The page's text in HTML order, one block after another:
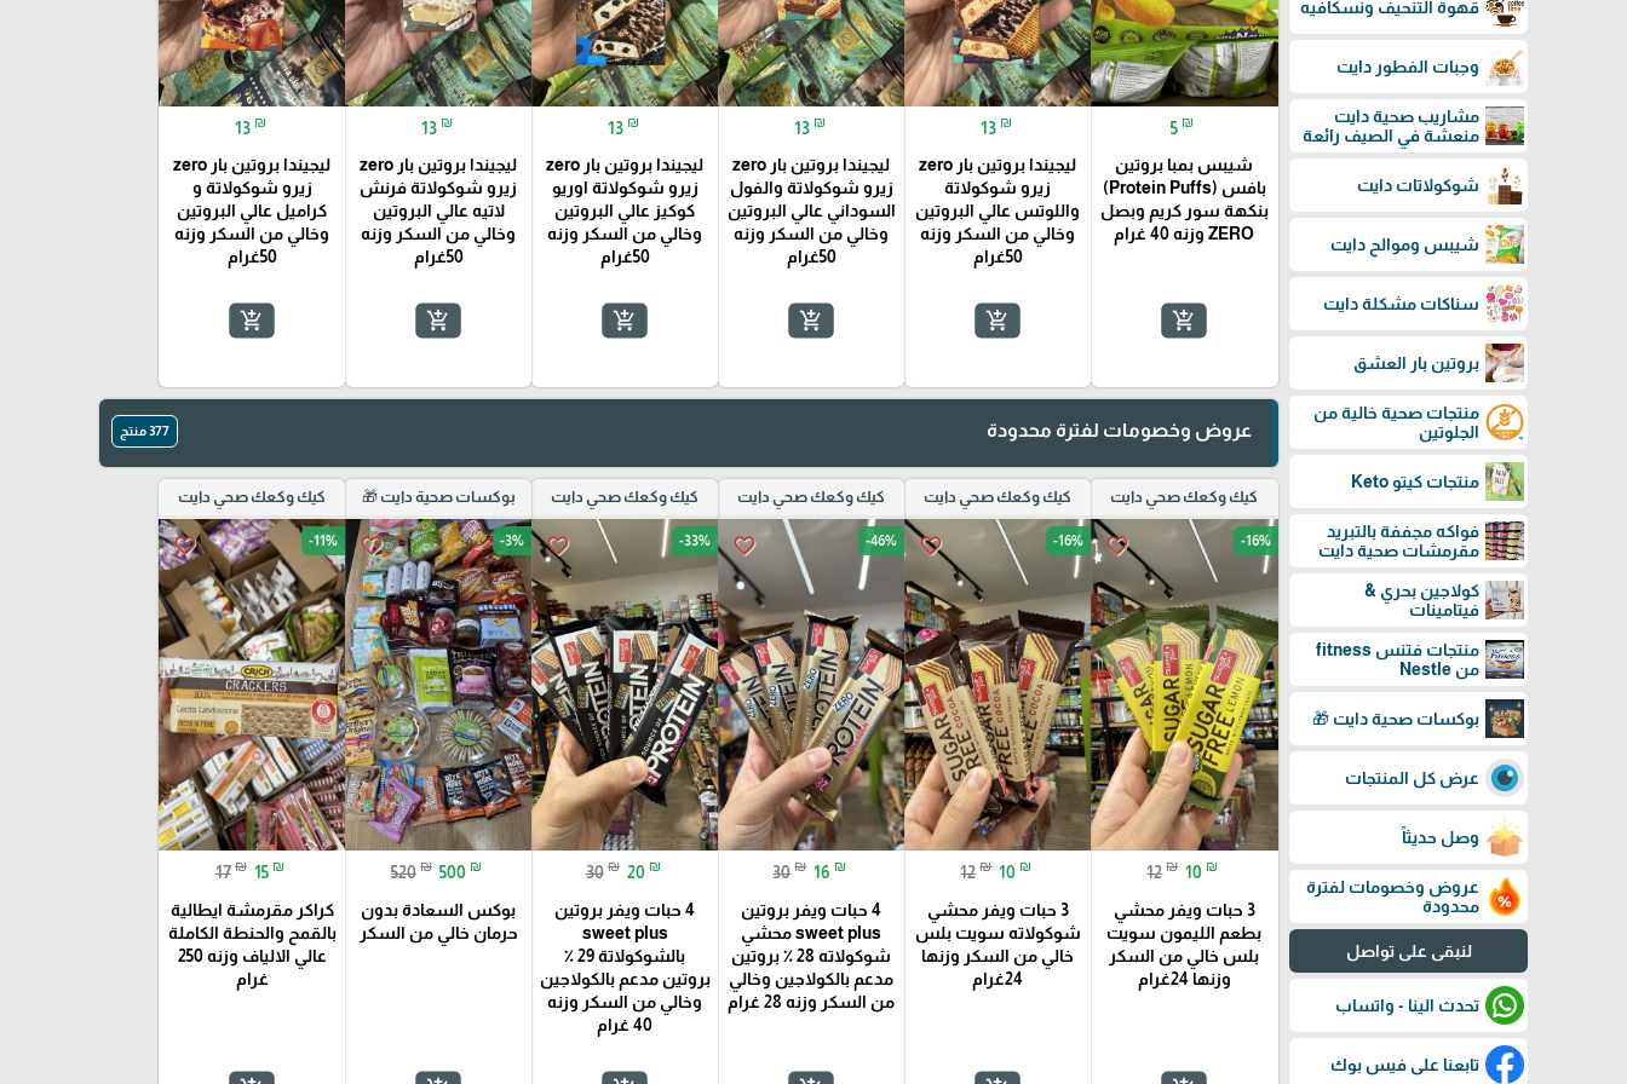
قهوة التنحيف ونسكافيه
وجبات الفطور دايت
مشاريب صحية دايت
منعشة في الصيف رائعة
شوكولاتات دايت
شيبس وموالح دايت
سناكات مشكلة دايت
بروتين بار العشق
منتجات صحية خالية من
الجلوتين
منتجات كيتو Keto
فواكه مجففة بالتبريد
مقرمشات صحية دايت
كولاجين بحري &
فيتامينات
منتجات فتنس fitness
من Nestle
بوكسات صحية دايت 🎁
عرض كل المنتجات
وصل حديثاً
عروض وخصومات لفترة
محدودة
لنبقى على تواصل
تحدث الينا - واتساب
تابعنا على فيس بوك
5 ₪
شيبس بمبا بروتين
بافس (Protein Puffs)
بنكهة سور كريم وبصل
ZERO وزنه 40 غرام
add_shopping_cart
13 ₪
ليجيندا بروتين بار zero
زيرو شوكولاتة
واللوتس عالي البروتين
وخالي من السكر وزنه
50غرام
add_shopping_cart
13 ₪
ليجيندا بروتين بار zero
زيرو شوكولاتة والفول
السوداني عالي البروتين
وخالي من السكر وزنه
50غرام
add_shopping_cart
13 ₪
ليجيندا بروتين بار zero
زيرو شوكولاتة اوريو
كوكيز عالي البروتين
وخالي من السكر وزنه
50غرام
add_shopping_cart
13 ₪
ليجيندا بروتين بار zero
زيرو شوكولاتة فرنش
لاتيه عالي البروتين
وخالي من السكر وزنه
50غرام
add_shopping_cart
13 ₪
ليجيندا بروتين بار zero
زيرو شوكولاتة و
كراميل عالي البروتين
وخالي من السكر وزنه
50غرام
add_shopping_cart
عروض وخصومات لفترة محدودة 377 منتج
كيك وكعك صحي دايت
favorite_border -16%
12 ₪ 10 ₪
3 حبات ويفر محشي
بطعم الليمون سويت
بلس خالي من السكر
وزنها 24غرام
كيك وكعك صحي دايت
favorite_border -16%
12 ₪ 10 ₪
3 حبات ويفر محشي
شوكولاته سويت بلس
خالي من السكر وزنها
24غرام
كيك وكعك صحي دايت
favorite_border -46%
30 ₪ 16 ₪
4 حبات ويفر بروتين
sweet plus محشي
شوكولاته 28 ٪؜ بروتين
مدعم بالكولاجين وخالي
من السكر وزنه 28 غرام
كيك وكعك صحي دايت
favorite_border -33%
30 ₪ 20 ₪
4 حبات ويفر بروتين
sweet plus
بالشوكولاتة 29 ٪؜
بروتين مدعم بالكولاجين
وخالي من السكر وزنه
40 غرام
بوكسات صحية دايت 🎁
favorite_border -3%
520 ₪ 500 ₪
بوكس السعادة بدون
حرمان خالي من السكر
كيك وكعك صحي دايت
favorite_border -11%
17 ₪ 15 ₪
كراكر مقرمشة ايطالية
بالقمح والحنطة الكاملة
عالي الالياف وزنه 250
غرام